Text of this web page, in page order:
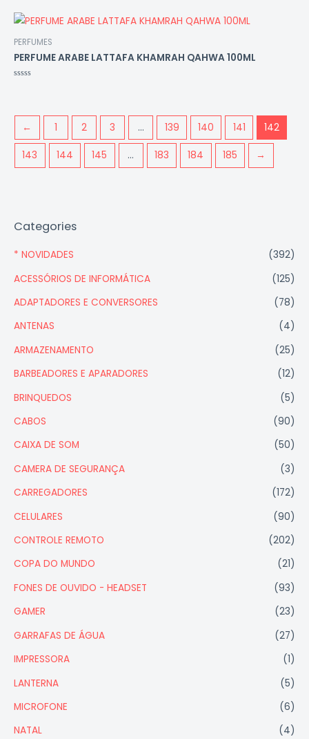
Categories
* NOVIDADES
(392)
ACESSÓRIOS DE INFORMÁTICA
(125)
ADAPTADORES E CONVERSORES
(78)
ANTENAS
(4)
ARMAZENAMENTO
(25)
BARBEADORES E APARADORES
(12)
BRINQUEDOS
(5)
CABOS
(90)
CAIXA DE SOM
(50)
CAMERA DE SEGURANÇA
(3)
CARREGADORES
(172)
CELULARES
(90)
CONTROLE REMOTO
(202)
COPA DO MUNDO
(21)
FONES DE OUVIDO - HEADSET
(93)
GAMER
(23)
GARRAFAS DE ÁGUA
(27)
IMPRESSORA
(1)
LANTERNA
(5)
MICROFONE
(6)
NATAL
(4)
5
PERFUMES
PERFUME ARABE LATTAFA KHAMRAH QAHWA 100ML
← 1 2 3 … 139 140 141 142
143 144 145 … 183 184 185 →